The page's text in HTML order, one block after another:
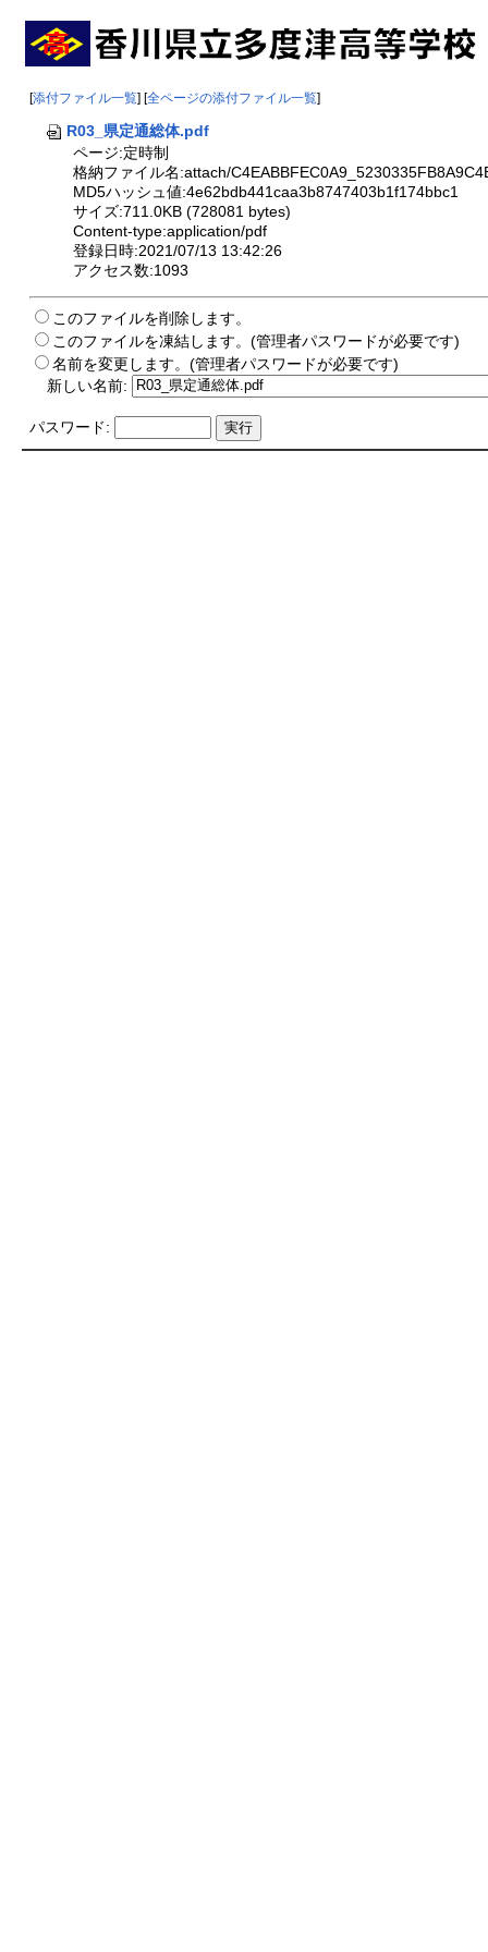
[添付ファイル一覧] [全ページの添付ファイル一覧]
R03_県定通総体.pdf
ページ:定時制
格納ファイル名:attach/
MD5ハッシュ値:4e62bdb441caa3b8747403b1f174bbc1
サイズ:711.0KB (728081 bytes)
Content-type:application/pdf
登録日時:2021/07/13 13:42:26
アクセス数:1093
このファイルを削除します。
このファイルを凍結します。(管理者パスワードが必要です)
名前を変更します。(管理者パスワードが必要です)
新しい名前:
パスワード: